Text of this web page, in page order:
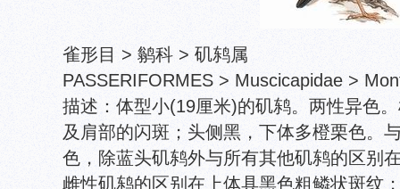
雀形目 > 鹟科 > 矶鸫属
PASSERIFORMES > Muscicapidae >
描述：体型小(19厘米)的矶鸫。两性异色
及肩部的闪斑；头侧黑，下体多橙栗色。
色，除蓝头矶鸫外与所有其他矶鸫的区别
雌性矶鸫的区别在上体具黑色粗鳞状斑纹